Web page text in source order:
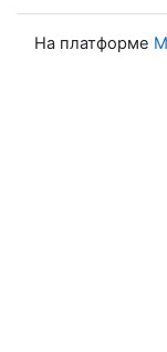
На платформе